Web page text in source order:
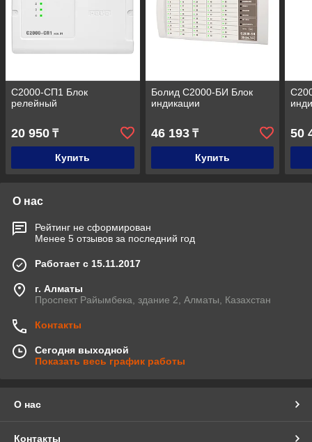
С2000-СП1 Блок
релейный
20 950 ₸
Купить
Болид С2000-БИ Блок
индикации
46 193₸
Купить
50
О нас
Рейтинг не сформирован
Менее 5 отзывов за последний год
Работает с 15.11.2017
г. Алматы
Проспект Райымбека, здание 2, Алматы, Казахстан
Контакты
Сегодня выходной
Показать весь график работы
О нас
Контакты